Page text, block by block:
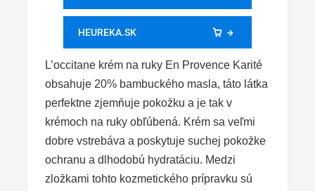
HEUREKA.SK
L’occitane krém na ruky En Provence Karité
obsahuje 20% bambuckého masla, táto látka
perfektne zjemňuje pokožku a je tak v
krémoch na ruky obľúbená. Krém sa veľmi
dobre vstrebáva a poskytuje suchej pokožke
ochranu a dlhodobú hydratáciu. Medzi
zložkami tohto kozmetického prípravku sú